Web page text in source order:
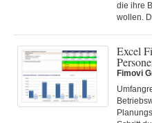
die ihre
wollen.
Excel
Fimovi